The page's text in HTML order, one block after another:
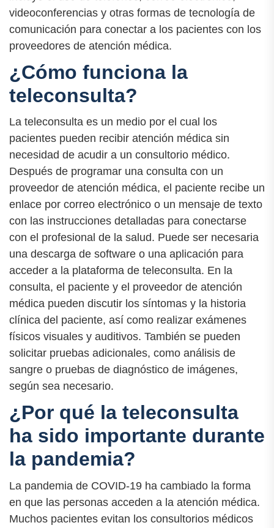
videoconferencias y otras formas de tecnología de
comunicación para conectar a los pacientes con los
proveedores de atención médica.
¿Cómo funciona la
teleconsulta?
La teleconsulta es un medio por el cual los
pacientes pueden recibir atención médica sin
necesidad de acudir a un consultorio médico.
Después de programar una consulta con un
proveedor de atención médica, el paciente recibe un
enlace por correo electrónico o un mensaje de texto
con las instrucciones detalladas para conectarse
con el profesional de la salud. Puede ser necesaria
una descarga de software o una aplicación para
acceder a la plataforma de teleconsulta. En la
consulta, el paciente y el proveedor de atención
médica pueden discutir los síntomas y la historia
clínica del paciente, así como realizar exámenes
físicos visuales y auditivos. También se pueden
solicitar pruebas adicionales, como análisis de
sangre o pruebas de diagnóstico de imágenes,
según sea necesario.
¿Por qué la teleconsulta
ha sido importante durante
la pandemia?
La pandemia de COVID-19 ha cambiado la forma
en que las personas acceden a la atención médica.
Muchos pacientes evitan los consultorios médicos